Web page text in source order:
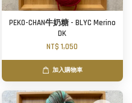
PEKO-CHAN牛奶糖 - BLYC Merino
DK
NT$ 1,050
加入購物車